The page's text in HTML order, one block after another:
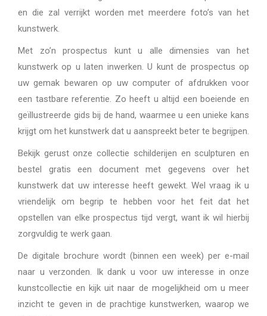
en die zal verrijkt worden met meerdere foto’s van het
kunstwerk.
Met zo’n prospectus kunt u alle dimensies van het
kunstwerk op u laten inwerken. U kunt de prospectus op
uw gemak bewaren op uw computer of afdrukken voor
een tastbare referentie. Zo heeft u altijd een boeiende en
geïllustreerde gids bij de hand, waarmee u een unieke kans
krijgt om het kunstwerk dat u aanspreekt beter te begrijpen.
Bekijk gerust onze collectie schilderijen en sculpturen en
bestel gratis een document met gegevens over het
kunstwerk dat uw interesse heeft gewekt. Wel vraag ik u
vriendelijk om begrip te hebben voor het feit dat het
opstellen van elke prospectus tijd vergt, want ik wil hierbij
zorgvuldig te werk gaan.
De digitale brochure wordt (binnen een week) per e-mail
naar u verzonden. Ik dank u voor uw interesse in onze
kunstcollectie en kijk uit naar de mogelijkheid om u meer
inzicht te geven in de prachtige kunstwerken, waarop we